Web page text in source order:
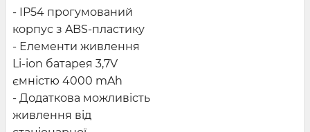
- IP54 прогумований
корпус з ABS-пластику
- Елементи живлення
Li-ion батарея 3,7V
ємністю 4000 mAh
- Додаткова можливість
живлення від